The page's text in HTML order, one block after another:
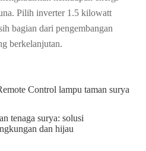
Pilih inverter 1.5 kilowatt
bagian dari pengembangan
berkelanjutan.
Control lampu taman surya
tenaga surya: solusi
dan hijau